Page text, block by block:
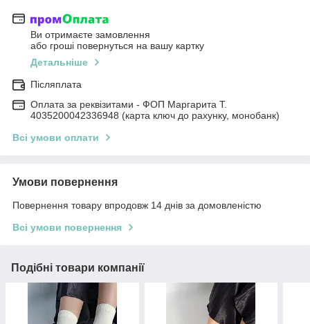
Ви отримаєте замовлення
або гроші повернуться на вашу картку
Детальніше
Післяплата
Оплата за реквізитами - ФОП Маргарита Т.
4035200042336948 (карта ключ до рахунку, монобанк)
Всі умови оплати
Умови повернення
Повернення товару впродовж 14 днів за домовленістю
Всі умови повернення
Подібні товари компанії